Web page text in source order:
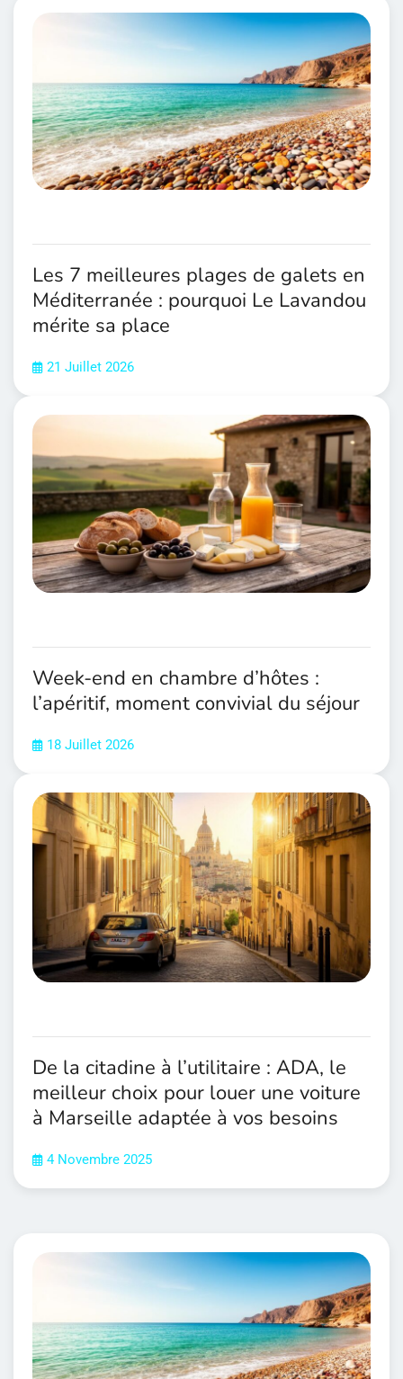
Les 7 meilleures plages de galets en
Méditerranée : pourquoi Le Lavandou
mérite sa place
21 Juillet 2026
Week-end en chambre d’hôtes :
l’apéritif, moment convivial du séjour
18 Juillet 2026
De la citadine à l’utilitaire : ADA, le
meilleur choix pour louer une voiture
à Marseille adaptée à vos besoins
4 Novembre 2025